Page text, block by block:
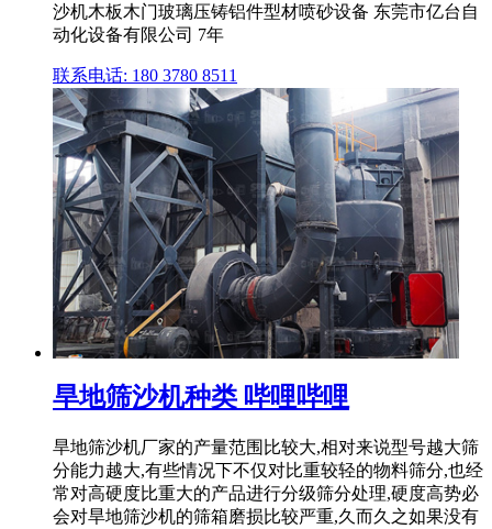
沙机木板木门玻璃压铸铝件型材喷砂设备 东莞市亿台自
动化设备有限公司 7年
联系电话: 180 3780 8511
旱地筛沙机种类 哔哩哔哩
旱地筛沙机厂家的产量范围比较大,相对来说型号越大筛
分能力越大,有些情况下不仅对比重较轻的物料筛分,也经
常对高硬度比重大的产品进行分级筛分处理,硬度高势必
会对旱地筛沙机的筛箱磨损比较严重,久而久之如果没有